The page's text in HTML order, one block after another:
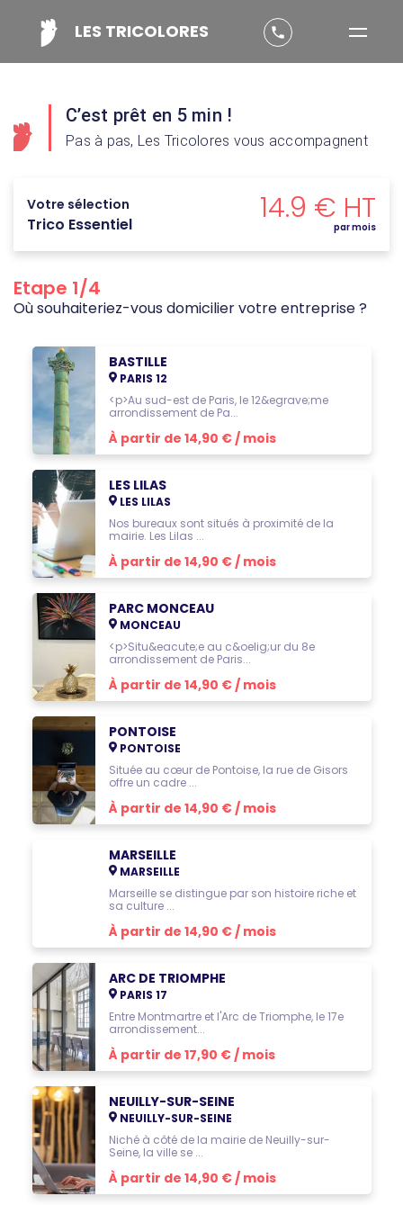
LES TRICOLORES phone
C’est prêt en 5 min !
Pas à pas, Les Tricolores vous accompagnent
Votre sélection
Trico Essentiel 14.9 € HT
par mois
Etape 1/4
Où souhaiteriez-vous domicilier votre entreprise ?
BASTILLE
PARIS 12
<p>Au sud-est de Paris, le 12&egrave;me
arrondissement de Pa...
À partir de 14,90 € / mois
LES LILAS
LES LILAS
Nos bureaux sont situés à proximité de la
mairie. Les Lilas ...
À partir de 14,90 € / mois
PARC MONCEAU
MONCEAU
<p>Situ&eacute;e au c&oelig;ur du 8e
arrondissement de Paris...
À partir de 14,90 € / mois
PONTOISE
PONTOISE
Située au cœur de Pontoise, la rue de Gisors
offre un cadre ...
À partir de 14,90 € / mois
MARSEILLE
MARSEILLE
Marseille se distingue par son histoire riche et
sa culture ...
À partir de 14,90 € / mois
ARC DE TRIOMPHE
PARIS 17
Entre Montmartre et l'Arc de Triomphe, le 17e
arrondissement...
À partir de 17,90 € / mois
NEUILLY-SUR-SEINE
NEUILLY-SUR-SEINE
Niché à côté de la mairie de Neuilly-sur-
Seine, la ville se ...
À partir de 14,90 € / mois